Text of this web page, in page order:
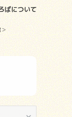
ばについて